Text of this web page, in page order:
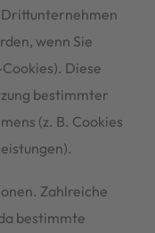
Drittunternehmen
wenn Sie
Diese
bestimmter
(z. B. Cookies
Zahlreiche
bestimmte